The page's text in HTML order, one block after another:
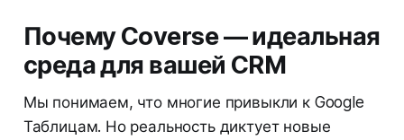
Почему Coverse — идеальная
среда для вашей CRM
Мы понимаем, что многие привыкли к Google
Таблицам. Но реальность диктует новые